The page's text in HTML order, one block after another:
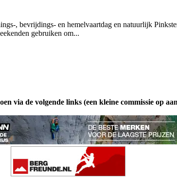
, bevrijdings- en hemelvaartdag en natuurlijk
gebruiken om...
via de volgende links (een kleine commissie op